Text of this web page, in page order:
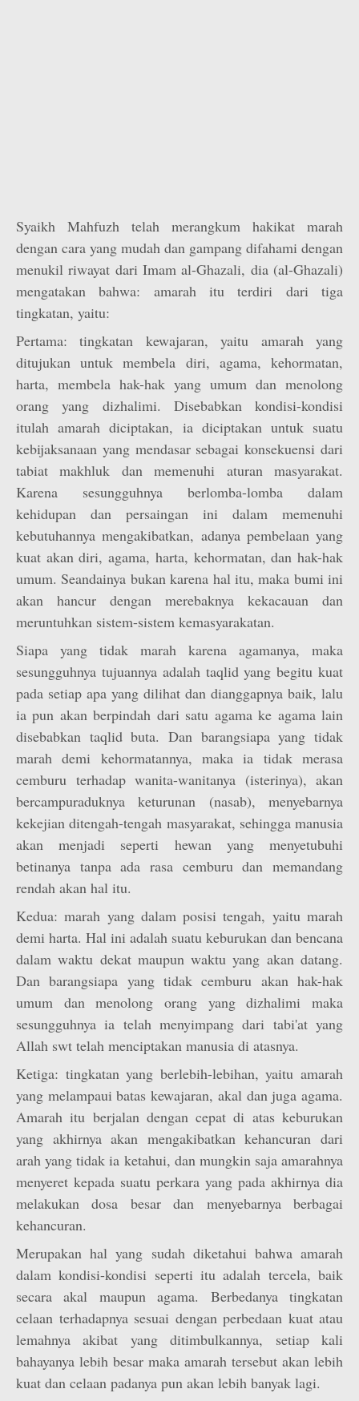
Syaikh Mahfuzh telah merangkum hakikat marah
dengan cara yang mudah dan gampang difahami dengan
menukil riwayat dari Imam al-Ghazali, dia (al-Ghazali)
mengatakan bahwa: amarah itu terdiri dari tiga
tingkatan, yaitu:
Pertama: tingkatan kewajaran, yaitu amarah yang
ditujukan untuk membela diri, agama, kehormatan,
harta, membela hak-hak yang umum dan menolong
orang yang dizhalimi. Disebabkan kondisi-kondisi
itulah amarah diciptakan, ia diciptakan untuk suatu
kebijaksanaan yang mendasar sebagai konsekuensi dari
tabiat makhluk dan memenuhi aturan masyarakat.
Karena sesungguhnya berlomba-lomba dalam
kehidupan dan persaingan ini dalam memenuhi
kebutuhannya mengakibatkan, adanya pembelaan yang
kuat akan diri, agama, harta, kehormatan, dan hak-hak
umum. Seandainya bukan karena hal itu, maka bumi ini
akan hancur dengan merebaknya kekacauan dan
meruntuhkan sistem-sistem kemasyarakatan.
Siapa yang tidak marah karena agamanya, maka
sesungguhnya tujuannya adalah taqlid yang begitu kuat
pada setiap apa yang dilihat dan dianggapnya baik, lalu
ia pun akan berpindah dari satu agama ke agama lain
disebabkan taqlid buta. Dan barangsiapa yang tidak
marah demi kehormatannya, maka ia tidak merasa
cemburu terhadap wanita-wanitanya (isterinya), akan
bercampuraduknya keturunan (nasab), menyebarnya
kekejian ditengah-tengah masyarakat, sehingga manusia
akan menjadi seperti hewan yang menyetubuhi
betinanya tanpa ada rasa cemburu dan memandang
rendah akan hal itu.
Kedua: marah yang dalam posisi tengah, yaitu marah
demi harta. Hal ini adalah suatu keburukan dan bencana
dalam waktu dekat maupun waktu yang akan datang.
Dan barangsiapa yang tidak cemburu akan hak-hak
umum dan menolong orang yang dizhalimi maka
sesungguhnya ia telah menyimpang dari tabi'at yang
Allah swt telah menciptakan manusia di atasnya.
Ketiga: tingkatan yang berlebih-lebihan, yaitu amarah
yang melampaui batas kewajaran, akal dan juga agama.
Amarah itu berjalan dengan cepat di atas keburukan
yang akhirnya akan mengakibatkan kehancuran dari
arah yang tidak ia ketahui, dan mungkin saja amarahnya
menyeret kepada suatu perkara yang pada akhirnya dia
melakukan dosa besar dan menyebarnya berbagai
kehancuran.
Merupakan hal yang sudah diketahui bahwa amarah
dalam kondisi-kondisi seperti itu adalah tercela, baik
secara akal maupun agama. Berbedanya tingkatan
celaan terhadapnya sesuai dengan perbedaan kuat atau
lemahnya akibat yang ditimbulkannya, setiap kali
bahayanya lebih besar maka amarah tersebut akan lebih
kuat dan celaan padanya pun akan lebih banyak lagi.